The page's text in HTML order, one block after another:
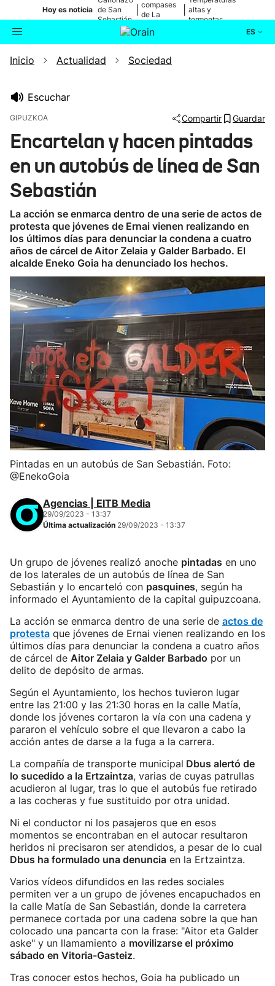
Hoy es noticia de San
Sebastián
compases
de La
altas y
tormentas
ES
Buscador Actualidad
Ikusmiran
Inicio Actualidad Sociedad
Escuchar
GIPUZKOA Compartir Guardar
Encartelan y hacen pintadas
en un autobús de línea de San
Sebastián
La acción se enmarca dentro de una serie de actos de
protesta que jóvenes de Ernai vienen realizando en
los últimos días para denunciar la condena a cuatro
años de cárcel de Aitor Zelaia y Galder Barbado. El
alcalde Eneko Goia ha denunciado los hechos.
Pintadas en un autobús de San Sebastián. Foto:
@EnekoGoia
Agencias | EITB Media
29/09/2023 - 13:37
Última actualización 29/09/2023 - 13:37
Un grupo de jóvenes realizó anoche pintadas en uno
de los laterales de un autobús de línea de San
Sebastián y lo encarteló con pasquines, según ha
informado el Ayuntamiento de la capital guipuzcoana.
La acción se enmarca dentro de una serie de actos de
protesta que jóvenes de Ernai vienen realizando en los
últimos días para denunciar la condena a cuatro años
de cárcel de Aitor Zelaia y Galder Barbado por un
delito de depósito de armas.
Según el Ayuntamiento, los hechos tuvieron lugar
entre las 21:00 y las 21:30 horas en la calle Matía,
donde los jóvenes cortaron la vía con una cadena y
pararon el vehículo sobre el que llevaron a cabo la
acción antes de darse a la fuga a la carrera.
La compañía de transporte municipal Dbus alertó de
lo sucedido a la Ertzaintza, varias de cuyas patrullas
acudieron al lugar, tras lo que el autobús fue retirado
a las cocheras y fue sustituido por otra unidad.
Ni el conductor ni los pasajeros que en esos
momentos se encontraban en el autocar resultaron
heridos ni precisaron ser atendidos, a pesar de lo cual
Dbus ha formulado una denuncia en la Ertzaintza.
Varios vídeos difundidos en las redes sociales
permiten ver a un grupo de jóvenes encapuchados en
la calle Matía de San Sebastián, donde la carretera
permanece cortada por una cadena sobre la que han
colocado una pancarta con la frase: "Aitor eta Galder
aske" y un llamamiento a movilizarse el próximo
sábado en Vitoria-Gasteiz.
Tras conocer estos hechos, Goia ha publicado un